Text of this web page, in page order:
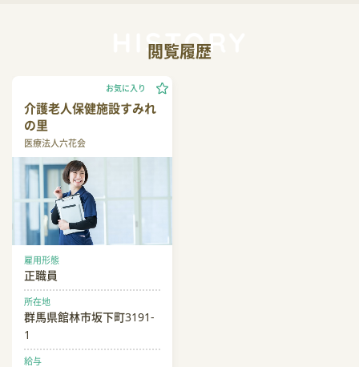
閲覧履歴
介護老人保健施設すみれ
の里
医療法人六花会
お気に入り
雇用形態
正職員
所在地
群馬県館林市坂下町3191-
1
給与